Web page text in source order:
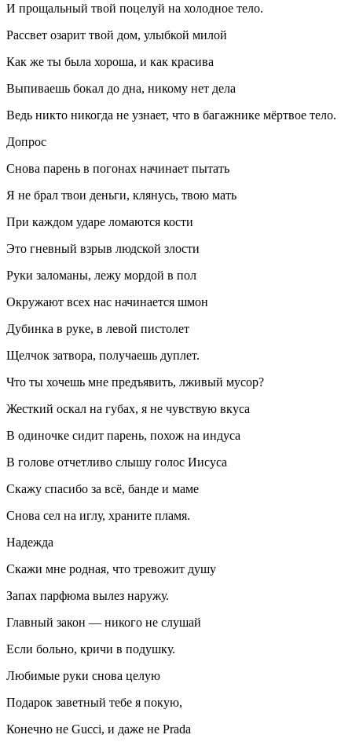
И прощальный твой поцелуй на холодное тело.
Рассвет озарит твой дом, улыбкой милой
Как же ты была хороша, и как красива
Выпиваешь бокал до дна, никому нет дела
Ведь никто никогда не узнает, что в багажнике мёртвое тело.
Допрос
Снова парень в погонах начинает пытать
Я не брал твои деньги, клянусь, твою мать
При каждом ударе ломаются кости
Это гневный взрыв людской злости
Руки заломаны, лежу мордой в пол
Окружают всех нас начинается шмон
Дубинка в руке, в левой пистолет
Щелчок затвора, получаешь дуплет.
Что ты хочешь мне предъявить, лживый мусор?
Жесткий оскал на губах, я не чувствую вкуса
В одиночке сидит парень, похож на индуса
В голове отчетливо слышу голос Иисуса
Скажу спасибо за всё, банде и маме
Снова сел на иглу, храните пламя.
Надежда
Скажи мне родная, что тревожит душу
Запах парфюма вылез наружу.
Главный закон — никого не слушай
Если больно, кричи в подушку.
Любимые руки снова целую
Подарок заветный тебе я покую,
Конечно не Gucci, и даже не Prada